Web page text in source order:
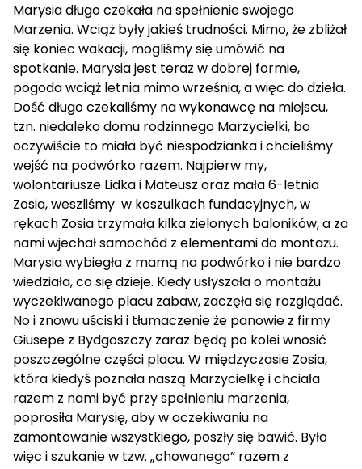
Marysia długo czekała na spełnienie swojego
Marzenia. Wciąż były jakieś trudności. Mimo, że zbliżał
się koniec wakacji, mogliśmy się umówić na
spotkanie. Marysia jest teraz w dobrej formie,
pogoda wciąż letnia mimo września, a więc do dzieła.
Dość długo czekaliśmy na wykonawcę na miejscu,
tzn. niedaleko domu rodzinnego Marzycielki, bo
oczywiście to miała być niespodzianka i chcieliśmy
wejść na podwórko razem. Najpierw my,
wolontariusze Lidka i Mateusz oraz mała 6-letnia
Zosia, weszliśmy w koszulkach fundacyjnych, w
rękach Zosia trzymała kilka zielonych baloników, a za
nami wjechał samochód z elementami do montażu.
Marysia wybiegła z mamą na podwórko i nie bardzo
wiedziała, co się dzieje. Kiedy usłyszała o montażu
wyczekiwanego placu zabaw, zaczęła się rozglądać.
No i znowu uściski i tłumaczenie że panowie z firmy
Giusepe z Bydgoszczy zaraz będą po kolei wnosić
poszczególne części placu. W międzyczasie Zosia,
która kiedyś poznała naszą Marzycielkę i chciała
razem z nami być przy spełnieniu marzenia,
poprosiła Marysię, aby w oczekiwaniu na
zamontowanie wszystkiego, poszły się bawić. Było
więc i szukanie w tzw. „chowanego” razem z